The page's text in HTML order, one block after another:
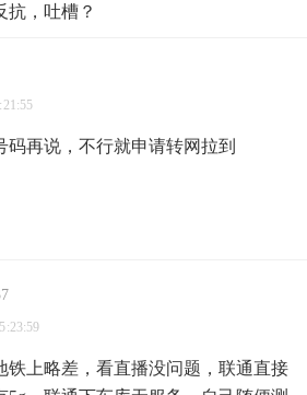
抗，吐槽？
码再说，不行就申请转网拉到
铁上略差，看直播没问题，联通直接